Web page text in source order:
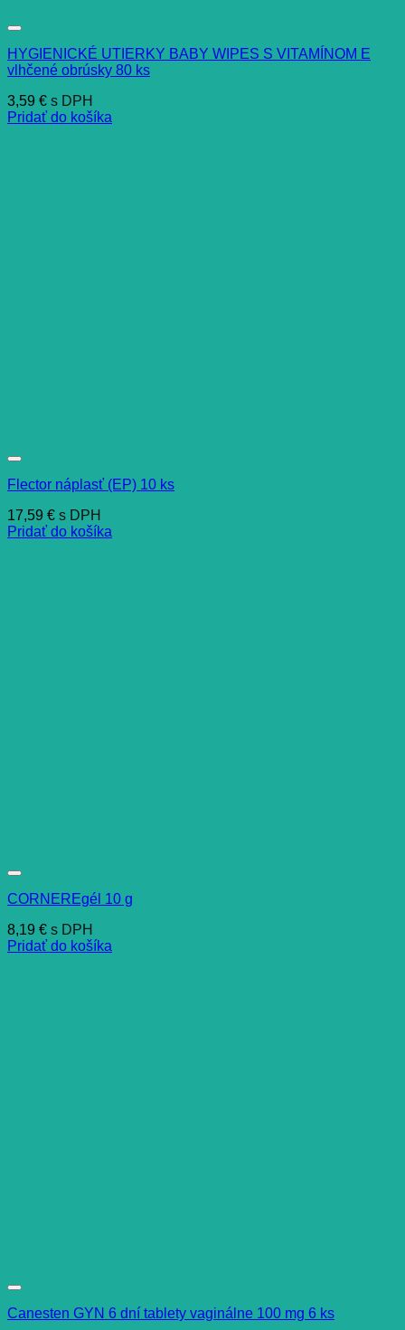
HYGIENICKÉ UTIERKY BABY WIPES S VITAMÍNOM E
vlhčené obrúsky 80 ks
3,59 € s DPH
Pridať do košíka
Flector náplasť (EP) 10 ks
17,59 € s DPH
Pridať do košíka
CORNEREgél 10 g
8,19 € s DPH
Pridať do košíka
Canesten GYN 6 dní tablety vaginálne 100 mg 6 ks